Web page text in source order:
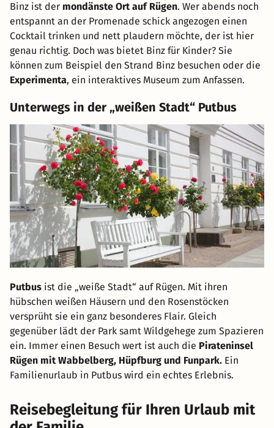
Binz ist der mondänste Ort auf Rügen. Wer abends noch
entspannt an der Promenade schick angezogen einen
Cocktail trinken und nett plaudern möchte, der ist hier
genau richtig. Doch was bietet Binz für Kinder? Sie
können zum Beispiel den Strand Binz besuchen oder die
Experimenta, ein interaktives Museum zum Anfassen.
Unterwegs in der „weißen Stadt“ Putbus
Putbus ist die „weiße Stadt“ auf Rügen. Mit ihren
hübschen weißen Häusern und den Rosenstöcken
versprüht sie ein ganz besonderes Flair. Gleich
gegenüber lädt der Park samt Wildgehege zum Spazieren
ein. Immer einen Besuch wert ist auch die Pirateninsel
Rügen mit Wabbelberg, Hüpfburg und Funpark. Ein
Familienurlaub in Putbus wird ein echtes Erlebnis.
Reisebegleitung für Ihren Urlaub mit